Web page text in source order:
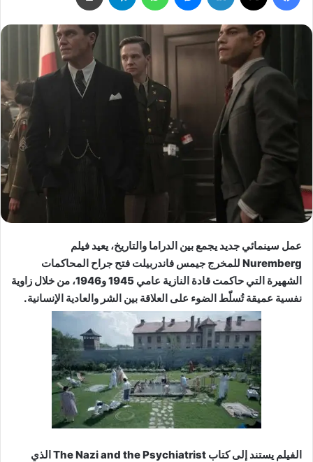
عمل سينمائي جديد يجمع بين الدراما والتاريخ، يعيد فيلم
Nuremberg للمخرج جيمس فاندربيلت فتح جراح المحاكمات
الشهيرة التي حاكمت قادة النازية عامي 1945 و1946، من خلال زاوية
نفسية عميقة تُسلّط الضوء على العلاقة بين الشر والعادية الإنسانية.
الفيلم يستند إلى كتاب The Nazi and the Psychiatrist الذي